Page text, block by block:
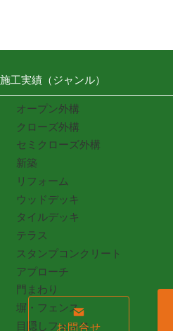
施工実績（ジャンル）
オープン外構
クローズ外構
セミクローズ外構
新築
リフォーム
ウッドデッキ
タイルデッキ
テラス
スタンプコンクリート
アプローチ
門まわり
塀・フェンス
目隠しフェンス
お問合せ